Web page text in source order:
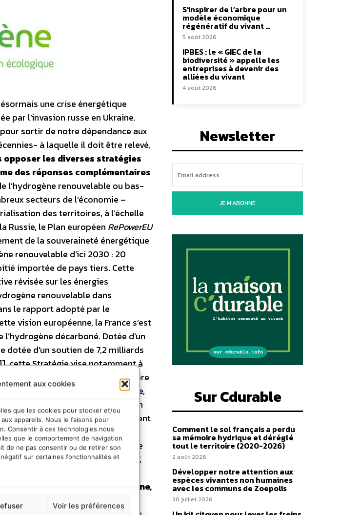
aux cookies
que les cookies pour stocker et/ou
appareils. Nous le faisons pour
Consentir à ces technologies nous
que le comportement de navigation
de ne pas consentir ou de retirer son
sur certaines fonctionnalités et
Voir les préférences
une crise énergétique
par l’invasion russe en Ukraine.
pour sortir de notre dépendance aux
à laquelle il doit être relevé,
opposer les diverses stratégies
des réponses complémentaires
l’hydrogène renouvelable ou bas-
secteurs de l’économie –
des territoires, à l’échelle
Russie, le Plan européen RePowerEU
de la souveraineté énergétique
renouvelable d’ici 2030 : 20
importée de pays tiers. Cette
révisée sur les énergies
renouvelable dans
le rapport adopté par le
vision européenne, la France s’est
décarboné. Dotée d’un
dotée d’un soutien de 7,2 milliards
cette Stratégie vise notamment à
en France, l’hydrogène propre
ou intensives. Dans ce cadre,
de grandes capacités, tant afin
quant à l’approvisionnement
d’hydrogène propre sur le
décarbonée. L’objectif de
dans son planRePowerEU ,
ce qui est
rôle de l’hydrogène bas-carbone,
renouvelable, pour
S’inspirer de l’arbre pour un
modèle économique
régénératif du vivant …
5 août 2026
IPBES : le « GIEC de la
biodiversité » appelle les
entreprises à devenir des
alliées du vivant
4 août 2026
Newsletter
JE M'ABONNE
Sur Cdurable
Comment le sol français a perdu
sa mémoire hydrique et déréglé
tout le territoire (2020-2026)
2 août 2026
Développer notre attention aux
espèces vivantes non humaines
avec les communs de Zoepolis
30 juillet 2026